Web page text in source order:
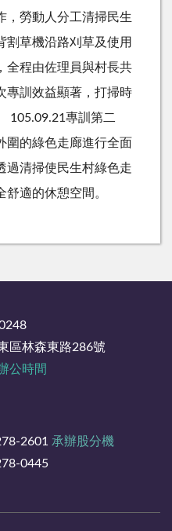
，勞動人分工清掃民生
割草機沿路刈草及使用
全程由佐理員與村長共
專訓效益顯著，打掃時
105.09.21專訓第二
圍的綠色走廊進行全面
過清掃使民生村綠色走
適的休憩空間。
區林森東路286號
公時間
2601 承辦股分機
0445